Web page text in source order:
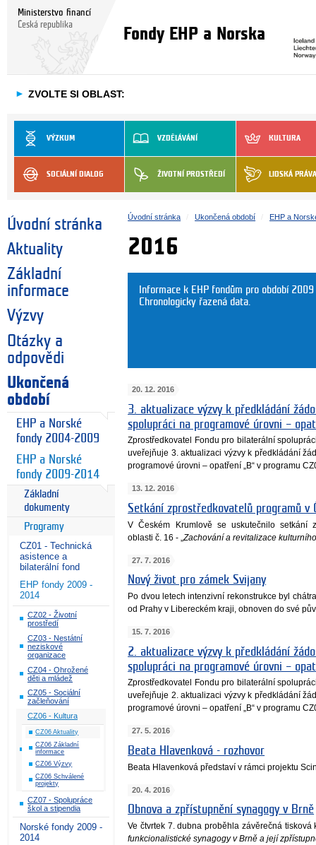
Ministerstvo financí
Česká republika
Fondy EHP a Norska
► ZVOLTE SI OBLAST:
VÝZKUM VZDĚLÁVÁNÍ KULTURA
SOCIÁLNÍ DIALOG ŽIVOTNÍ PROSTŘEDÍ LIDSKÁ PRÁVA
Úvodní stránka
Aktuality
Základní
informace
Výzvy
Otázky a
odpovědi
Ukončená
období
EHP a Norské
fondy 2004-2009
EHP a Norské
fondy 2009-2014
Základní
dokumenty
Programy
CZ01 - Technická
asistence a
bilaterální fond
EHP fondy 2009 -
2014
CZ02 - Životní
prostředí
CZ03 - Nestátní
neziskové
organizace
CZ04 - Ohrožené
děti a mládež
CZ05 - Sociální
začleňování
CZ06 - Kultura
CZ06 Aktuality
CZ06 Základní
informace
CZ06 Výzvy
CZ06 Schválené
projekty
CZ07 - Spolupráce
škol a stipendia
Norské fondy 2009 -
2014
Úvodní stránka Ukončená období EHP a
2016
Informace k EHP fondům pro období
Chronologicky řazená data.
20. 12. 2016
3. aktualizace výzvy k předkládání
spolupráci na programové úrovni –
Zprostředkovatel Fondu pro bilaterální
uveřejňuje 3. aktualizaci výzvy k předkládání
programové úrovni – opatření „B“ v programu
13. 12. 2016
Setkání zprostředkovatelů programů v
V Českém Krumlově se uskutečnilo setkání
oblasti č. 16 - „Zachování a revitalizace
27. 7. 2016
Nový život pro zámek Svijany
Po dvou letech intenzivní rekonstrukce byl
od Prahy v Libereckém kraji, obnoven do své
15. 7. 2016
2. aktualizace výzvy k předkládání
spolupráci na programové úrovni –
Zprostředkovatel Fondu pro bilaterální
uveřejňuje 2. aktualizaci výzvy k předkládání
programové úrovni – opatření „B“ v programu
27. 5. 2016
Beata Hlavenková - rozhovor
Beata Hlavenková představí v rámci projektu
20. 4. 2016
Obnova a zpřístupnění synagogy v Brně
Ve čtvrtek 7. dubna proběhla závěrečná
funkcionalistické synagogy v Brně a její